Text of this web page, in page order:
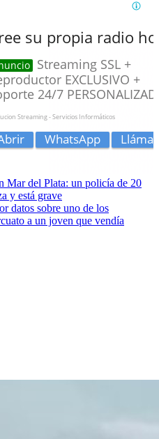
Mar del Plata: un policía de 20
y está grave
datos sobre uno de los
a un joven que vendía